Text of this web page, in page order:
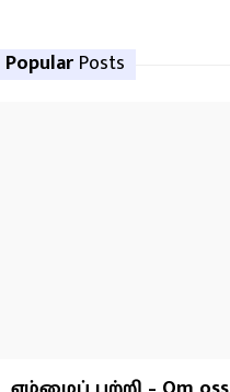
Popular Posts